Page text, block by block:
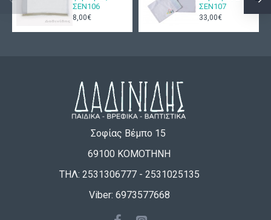
ΣΕΝ106
8,00€
ΣΕΝ107
33,00€
Σοφίας Βέμπο 15
69100 ΚΟΜΟΤΗΝΗ
ΤΗΛ: 2531306777 - 2531025135
Viber: 6973577668